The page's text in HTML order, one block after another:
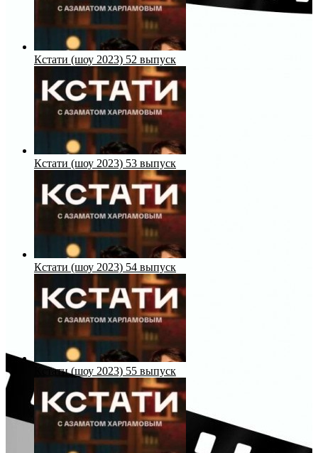
Кстати (шоу 2023) 52 выпуск
Кстати (шоу 2023) 53 выпуск
Кстати (шоу 2023) 54 выпуск
Кстати (шоу 2023) 55 выпуск